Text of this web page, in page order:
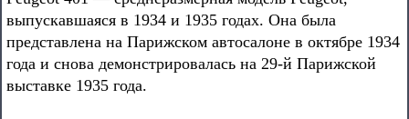
выпускавшаяся в 1934 и 1935 годах. Она была
представлена на Парижском автосалоне в октябре 1934
года и снова демонстрировалась на 29-й Парижской
выставке 1935 года.